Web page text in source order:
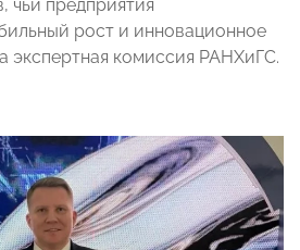
чьи предприятия
рост и инновационное
экспертная комиссия РАНХиГС.